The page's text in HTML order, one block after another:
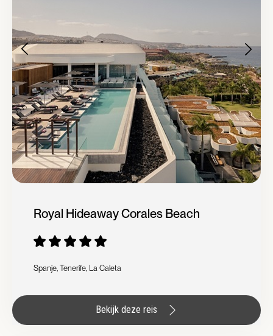
Royal Hideaway Corales Beach
Spanje, Tenerife, La Caleta
Bekijk deze reis